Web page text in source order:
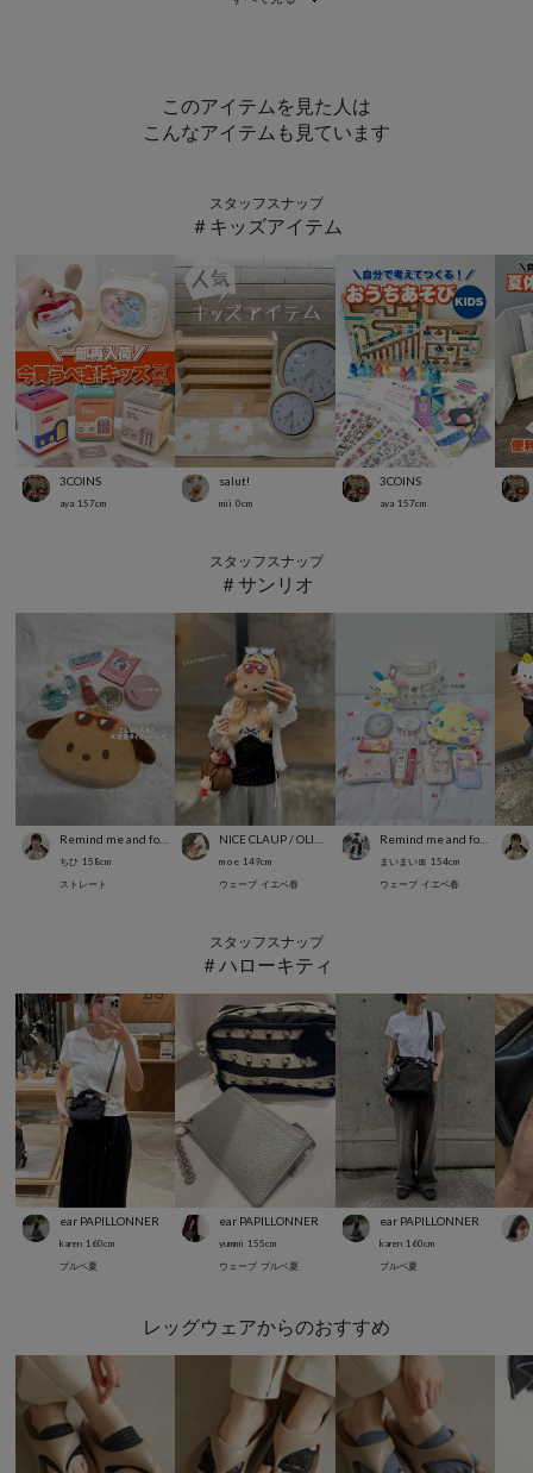
このアイテムを見た人は
こんなアイテムも見ています
スタッフスナップ
＃キッズアイテム
3COINS
aya 157cm
salut!
mii 0cm
3COINS
aya 157cm
スタッフスナップ
＃サンリオ
ちひ 158cm
ストレート
m o e 149cm
ウェーブ イエベ春
Remind me and forever
まいまい🎀 154cm
ウェーブ イエベ春
スタッフスナップ
＃ハローキティ
ear PAPILLONNER
karen 160cm
ブルベ夏
ear PAPILLONNER
yummi 155cm
ウェーブ ブルベ夏
ear PAPILLONNER
karen 160cm
ブルベ夏
レッグウェアからのおすすめ